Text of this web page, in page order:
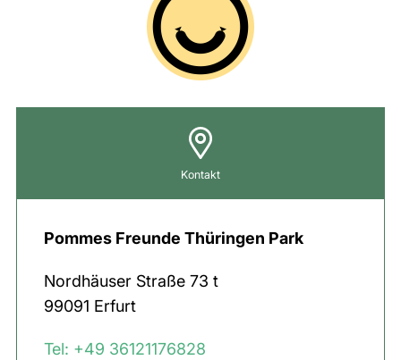
Kontakt
Pommes Freunde Thüringen Park
Nordhäuser Straße 73 t
99091 Erfurt
Tel: +49 36121176828